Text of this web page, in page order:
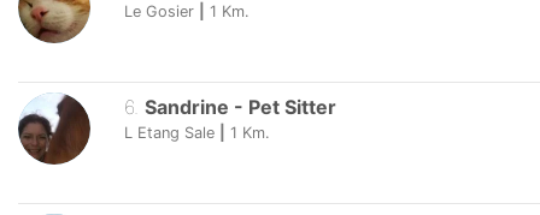
Le Gosier 1 Km.
6. Sandrine - Pet Sitter
L Etang Sale 1 Km.